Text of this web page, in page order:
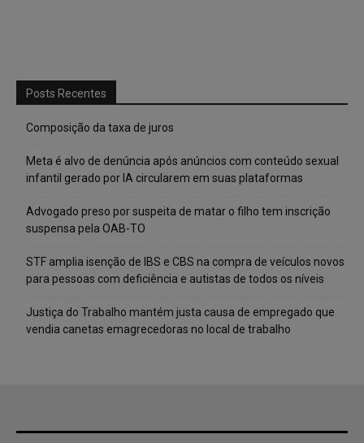
Posts Recentes
Composição da taxa de juros
Meta é alvo de denúncia após anúncios com conteúdo sexual
infantil gerado por IA circularem em suas plataformas
Advogado preso por suspeita de matar o filho tem inscrição
suspensa pela OAB-TO
STF amplia isenção de IBS e CBS na compra de veículos novos
para pessoas com deficiência e autistas de todos os níveis
Justiça do Trabalho mantém justa causa de empregado que
vendia canetas emagrecedoras no local de trabalho